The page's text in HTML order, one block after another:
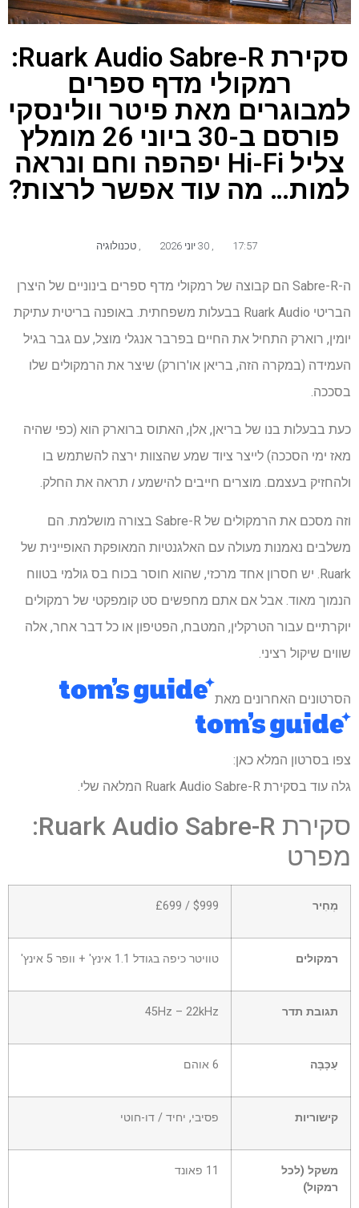
סקירת Ruark Audio Sabre-R:
רמקולי מדף ספרים
למבוגרים מאת פיטר וולינסקי
פורסם ב-30 ביוני 26 מומלץ
צליל Hi-Fi יפהפה וחם ונראה
למות… מה עוד אפשר לרצות?
17:57 30 יוני 2026 טכנולוגיה
ה-Sabre-R הם קבוצה של רמקולי מדף ספרים בינוניים של היצרן
הבריטי Ruark Audio בבעלות משפחתית. באופנה בריטית עתיקת
יומין, רוארק התחיל את החיים בפרבר אנגלי מוצל, עם גבר בגיל
העמידה (במקרה הזה, בריאן או'רורק) שיצר את הרמקולים שלו
בסככה.
כעת בבעלות בנו של בריאן, אלן, האתוס ברוארק הוא (כפי שהיה
מאז ימי הסככה) לייצר ציוד שמע שהצוות ירצה להשתמש בו
ולהחזיק בעצמם. מוצרים חייבים להישמע ו תראה את החלק.
וזה מסכם את הרמקולים של Sabre-R בצורה מושלמת. הם
משלבים נאמנות מעולה עם האלגנטיות המאופקת האופיינית של
Ruark. יש חסרון אחד מרכזי, שהוא חוסר בכוח בס גולמי בטווח
הנמוך מאוד. אבל אם אתם מחפשים סט קומפקטי של רמקולים
יוקרתיים עבור הטרקלין, המטבח, הפטיפון או כל דבר אחר, אלה
שווים שיקול רציני.
הסרטונים האחרונים מאת
צפו בסרטון המלא כאן:
גלה עוד בסקירת Ruark Audio Sabre-R המלאה שלי.
סקירת Ruark Audio Sabre-R:
מפרט
מְחִיר $999 / £699
רמקולים טוויטר כיפה בגודל 1.1 אינץ' + וופר 5 אינץ'
תגובת תדר 45Hz – 22kHz
עַכָּבָּה 6 אוהם
קישוריות פסיבי, יחיד / דו-חוטי
משקל (לכל
רמקול)
11 פאונד